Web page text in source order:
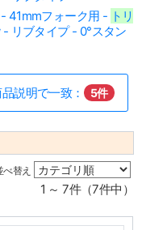
41mmフォーク用 - トリ
- リブタイプ - 0°スタン
説明で一致： 5件
べ替え
1 ～ 7件（7件中）